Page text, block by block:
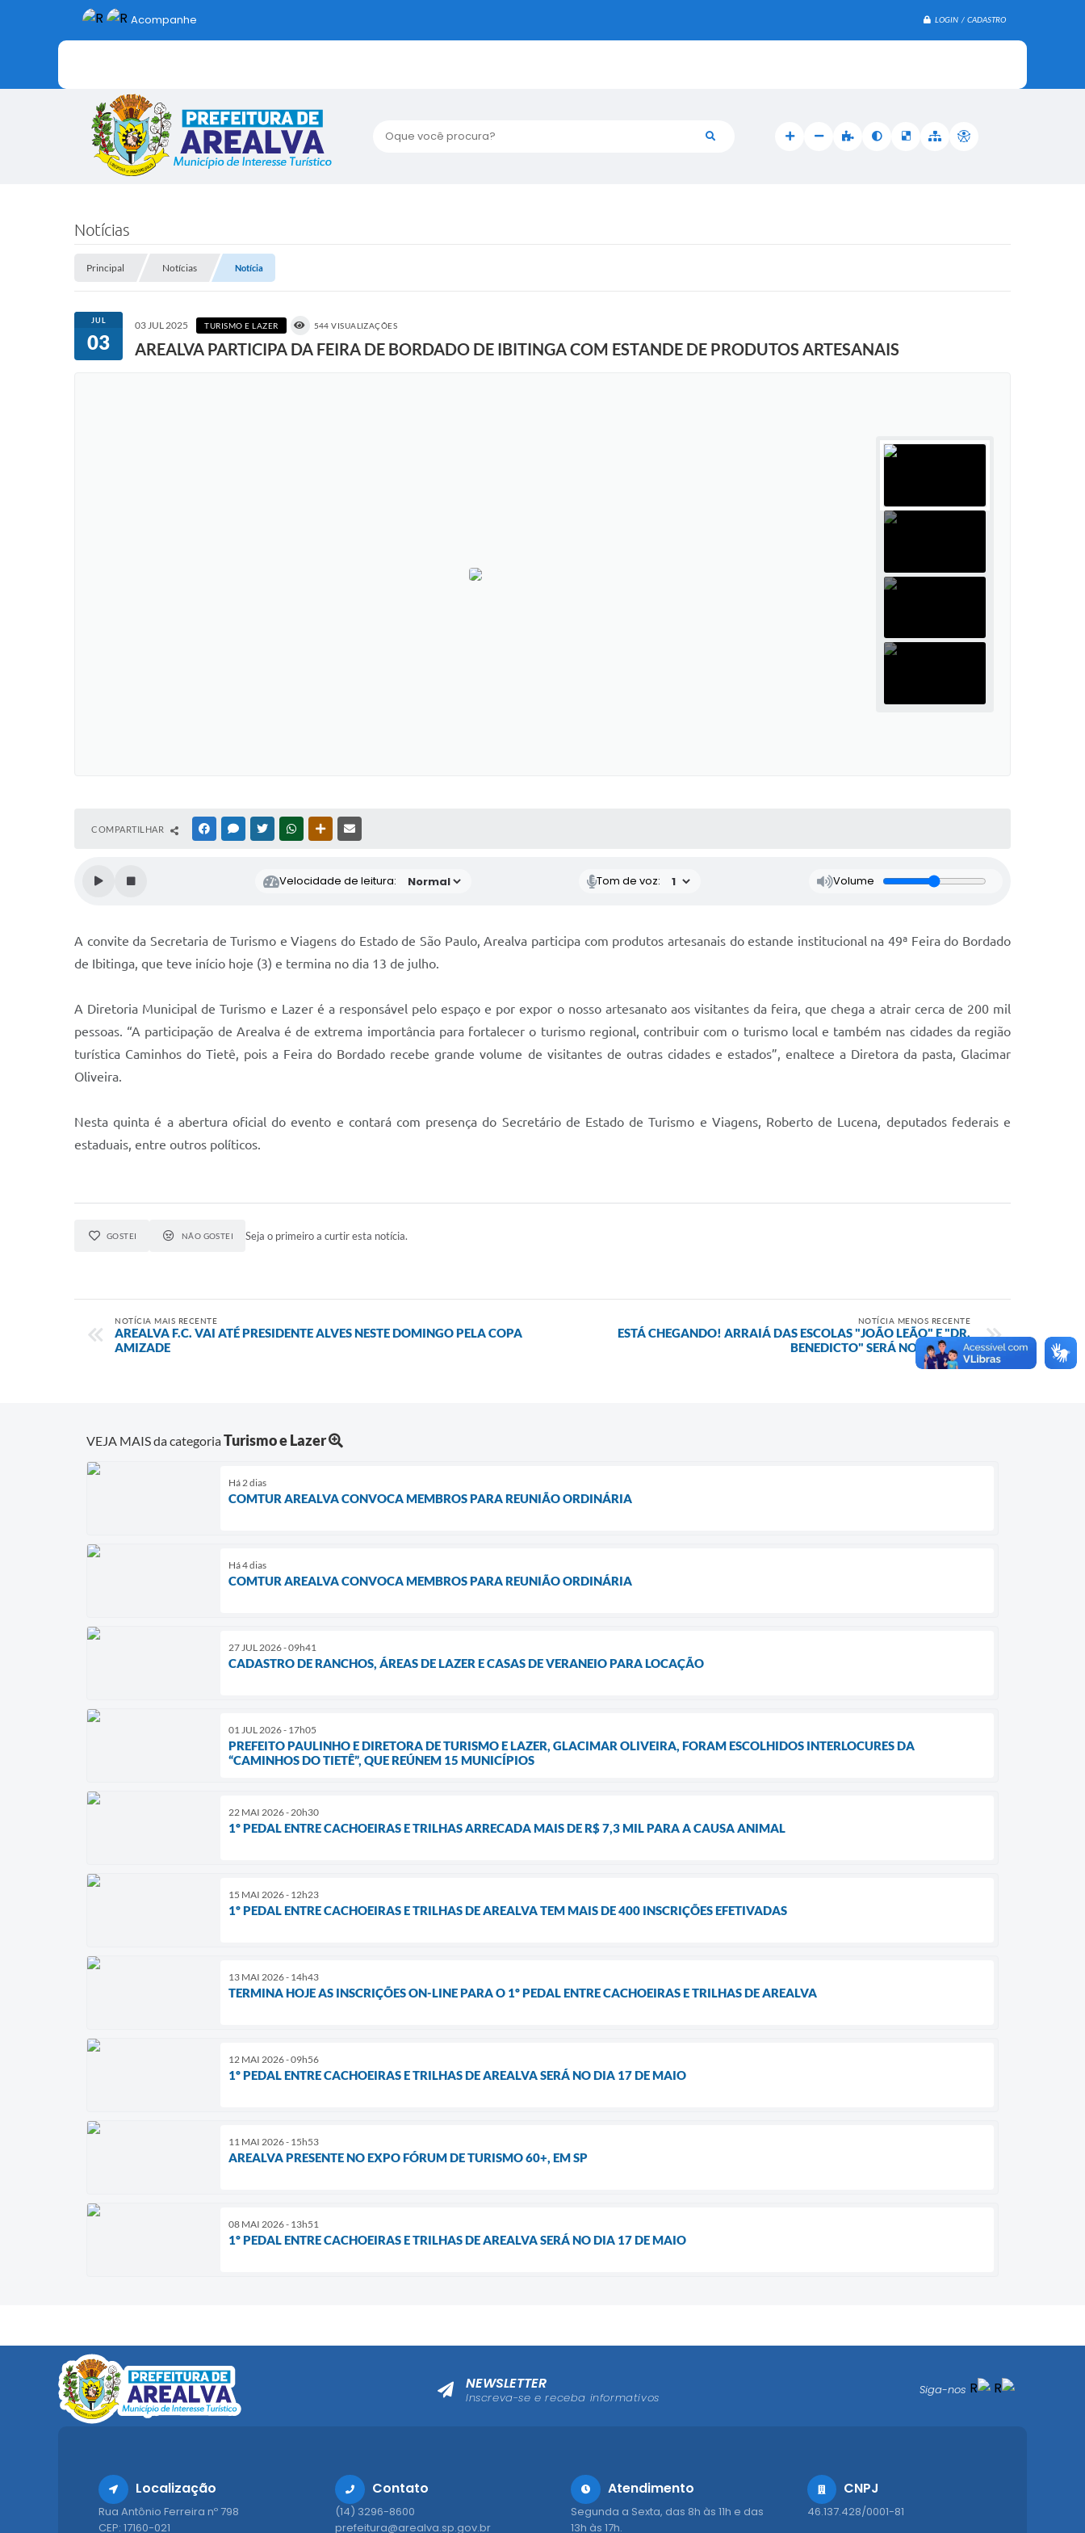
LOGIN / CADASTRO
Oque você procura?
Acompanhe
Notícias
Principal Notícias Notícia
JUL
03
03 JUL 2025 TURISMO E LAZER 544 VISUALIZAÇÕES
AREALVA PARTICIPA DA FEIRA DE BORDADO DE IBITINGA COM ESTANDE DE PRODUTOS ARTESANAIS
COMPARTILHAR FACEBOOKMESSENGER
TWITTERWHATSAPPOUTRAS MÍDIAS
Velocidade de leitura: Tom de voz: Volume
A convite da Secretaria de Turismo e Viagens do Estado de São Paulo, Arealva participa com produtos artesanais do estande institucional na 49ª Feira do Bordado
de Ibitinga, que teve início hoje (3) e termina no dia 13 de julho.
A Diretoria Municipal de Turismo e Lazer é a responsável pelo espaço e por expor o nosso artesanato aos visitantes da feira, que chega a atrair cerca de 200 mil
pessoas. “A participação de Arealva é de extrema importância para fortalecer o turismo regional, contribuir com o turismo local e também nas cidades da região
turística Caminhos do Tietê, pois a Feira do Bordado recebe grande volume de visitantes de outras cidades e estados”, enaltece a Diretora da pasta, Glacimar
Oliveira.
Nesta quinta é a abertura oficial do evento e contará com presença do Secretário de Estado de Turismo e Viagens, Roberto de Lucena, deputados federais e
estaduais, entre outros políticos.
GOSTEI NÃO GOSTEI Seja o primeiro a curtir esta notícia.
NOTÍCIA MAIS RECENTE
AREALVA F.C. VAI ATÉ PRESIDENTE ALVES NESTE DOMINGO PELA COPA
AMIZADE
NOTÍCIA MENOS RECENTE
ESTÁ CHEGANDO! ARRAIÁ DAS ESCOLAS "JOÃO LEÃO" E "DR.
BENEDICTO" SERÁ NO SÁBADO
VEJA MAIS da categoriaTurismo e Lazer
Há 2 dias
COMTUR AREALVA CONVOCA MEMBROS PARA REUNIÃO ORDINÁRIA
Há 4 dias
COMTUR AREALVA CONVOCA MEMBROS PARA REUNIÃO ORDINÁRIA
27 JUL 2026 - 09h41
CADASTRO DE RANCHOS, ÁREAS DE LAZER E CASAS DE VERANEIO PARA LOCAÇÃO
01 JUL 2026 - 17h05
PREFEITO PAULINHO E DIRETORA DE TURISMO E LAZER, GLACIMAR OLIVEIRA, FORAM ESCOLHIDOS INTERLOCURES DA
“CAMINHOS DO TIETÊ”, QUE REÚNEM 15 MUNICÍPIOS
22 MAI 2026 - 20h30
1º PEDAL ENTRE CACHOEIRAS E TRILHAS ARRECADA MAIS DE R$ 7,3 MIL PARA A CAUSA ANIMAL
15 MAI 2026 - 12h23
1º PEDAL ENTRE CACHOEIRAS E TRILHAS DE AREALVA TEM MAIS DE 400 INSCRIÇÕES EFETIVADAS
13 MAI 2026 - 14h43
TERMINA HOJE AS INSCRIÇÕES ON-LINE PARA O 1º PEDAL ENTRE CACHOEIRAS E TRILHAS DE AREALVA
12 MAI 2026 - 09h56
1º PEDAL ENTRE CACHOEIRAS E TRILHAS DE AREALVA SERÁ NO DIA 17 DE MAIO
11 MAI 2026 - 15h53
AREALVA PRESENTE NO EXPO FÓRUM DE TURISMO 60+, EM SP
08 MAI 2026 - 13h51
1º PEDAL ENTRE CACHOEIRAS E TRILHAS DE AREALVA SERÁ NO DIA 17 DE MAIO
Siga-nos
Localização
Rua Antônio Ferreira nº 798
CEP: 17160-021
Contato
(14) 3296-8600
prefeitura@arealva.sp.gov.br
Atendimento
Segunda a Sexta, das 8h às 11h e das
13h às 17h.
CNPJ
46.137.428/0001-81
NEWSLETTER
Inscreva-se e receba informativos